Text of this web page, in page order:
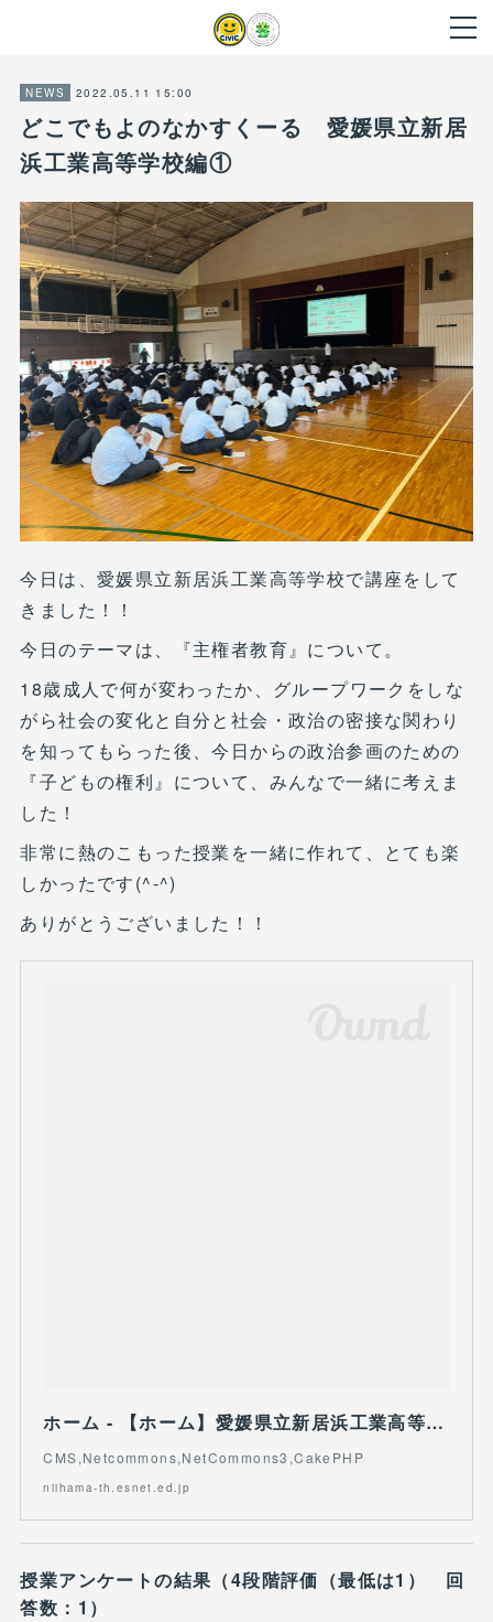
NEWS 2022.05.11 15:00
どこでもよのなかすくーる 愛媛県立新居
浜工業高等学校編①
今日は、愛媛県立新居浜工業高等学校で講座をして
きました！！
今日のテーマは、『主権者教育』について。
18歳成人で何が変わったか、グループワークをしな
がら社会の変化と自分と社会・政治の密接な関わり
を知ってもらった後、今日からの政治参画のための
『子どもの権利』について、みんなで一緒に考えま
した！
非常に熱のこもった授業を一緒に作れて、とても楽
しかったです(^-^)
ありがとうございました！！
ホーム - 【ホーム】愛媛県立新居浜工業高等学校
CMS,Netcommons,NetCommons3,CakePHP
niihama-th.esnet.ed.jp
授業アンケートの結果（4段階評価（最低は1） 回
答数：1）